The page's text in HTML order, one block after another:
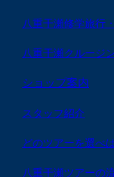
八重干瀬修学旅行
八重干瀬クルージ
ショップ案内
スタッフ紹介
どのツアーを選べ
八重干瀬ツアーの